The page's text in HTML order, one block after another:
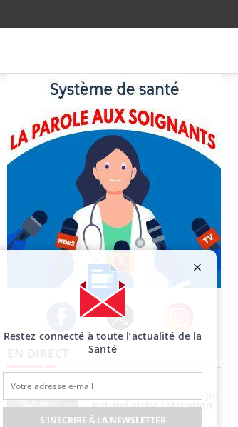
Facebook Twitter Instagram
naturel attire l'attention
des chercheurs
Restez connecté à toute l’actualité de la
Santé
S'INSCRIRE À LA NEWSLETTER